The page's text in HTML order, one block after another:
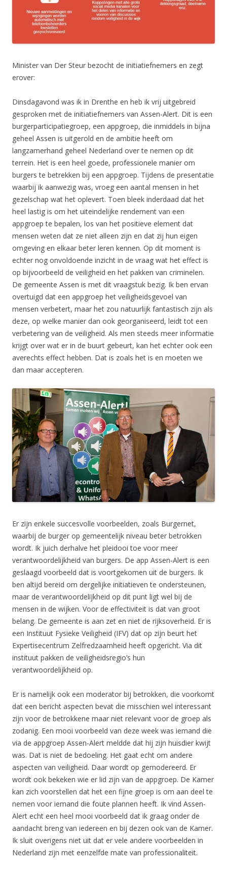
Minister van Der Steur bezocht de initiatiefnemers en zegt
erover:
Dinsdagavond was ik in Drenthe en heb ik vrij uitgebreid
gesproken met de initiatiefnemers van Assen-Alert. Dit is een
burgerparticipatiegroep, een appgroep, die inmiddels in bijna
geheel Assen is uitgerold en de ambitie heeft om
langzamerhand geheel Nederland over te nemen op dit
terrein. Het is een heel goede, professionele manier om
burgers te betrekken bij een appgroep. Tijdens de presentatie
waarbij ik aanwezig was, vroeg een aantal mensen in het
gezelschap wat het oplevert. Toen bleek inderdaad dat het
heel lastig is om het uiteindelijke rendement van een
appgroep te bepalen, los van het positieve element dat
mensen weten dat ze niet alleen zijn en dat zij hun eigen
omgeving en elkaar beter leren kennen. Op dit moment is
echter nog onvoldoende inzicht in de vraag wat het effect is
op bijvoorbeeld de veiligheid en het pakken van criminelen.
De gemeente Assen is met dit vraagstuk bezig. Ik ben ervan
overtuigd dat een appgroep het veiligheidsgevoel van
mensen verbetert, maar het zou natuurlijk fantastisch zijn als
deze, op welke manier dan ook georganiseerd, leidt tot een
verbetering van de veiligheid. Als men steeds meer informatie
krijgt over wat er in de buurt gebeurt, kan het echter ook een
averechts effect hebben. Dat is zoals het is en moeten we
dan maar accepteren.
Er zijn enkele succesvolle voorbeelden, zoals Burgernet,
waarbij de burger op gemeentelijk niveau beter betrokken
wordt. Ik juich derhalve het pleidooi toe voor meer
verantwoordelijkheid van burgers. De app Assen-Alert is een
geslaagd voorbeeld dat is voortgekomen uit de burgers. Ik
ben altijd bereid om dergelijke initiatieven te ondersteunen,
maar de verantwoordelijkheid op dit punt ligt wel bij de
mensen in de wijken. Voor de effectiviteit is dat van groot
belang. De gemeente is aan zet en niet de rijksoverheid. Er is
een Instituut Fysieke Veiligheid (IFV) dat op zijn beurt het
Expertisecentrum Zelfredzaamheid heeft opgericht. Via dit
instituut pakken de veiligheidsregio’s hun
verantwoordelijkheid op.
Er is namelijk ook een moderator bij betrokken, die voorkomt
dat een bericht aspecten bevat die misschien wel interessant
zijn voor de betrokkene maar niet relevant voor de groep als
zodanig. Een mooi voorbeeld van deze week was iemand die
via de appgroep Assen-Alert meldde dat hij zijn huisdier kwijt
was. Dat is niet de bedoeling. Het gaat echt om andere
aspecten van veiligheid. Daar wordt op gemodereerd. Er
wordt ook bekeken wie er lid zijn van de appgroep. De Kamer
kan zich voorstellen dat het een fijne groep is om aan deel te
nemen voor iemand die foute plannen heeft. Ik vind Assen-
Alert echt een heel mooi voorbeeld dat ik graag onder de
aandacht breng van iedereen en bij dezen ook van de Kamer.
Ik sluit overigens niet uit dat er vele andere voorbeelden in
Nederland zijn met eenzelfde mate van professionaliteit.